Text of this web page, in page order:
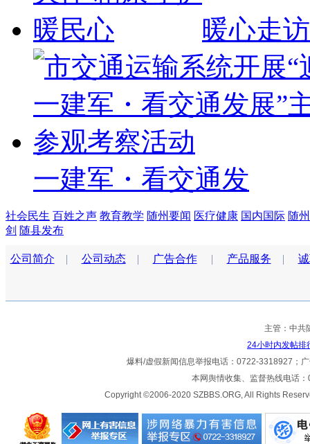
暖心走
一建军・看交通发
社会民生 百姓之声 教育教学 随州要闻 医疗健康 国内国际 随
剑 随县发布
公司简介 | 公司动态| 广告合作| 产品服务 |
主管：中
24小时内发帖排
爆料/虚假新闻信息举报电话：0722-3318927；
本网舆情收集、监督热线电话
Copyright ©2006-2020 SZBBS.ORG, All Rights